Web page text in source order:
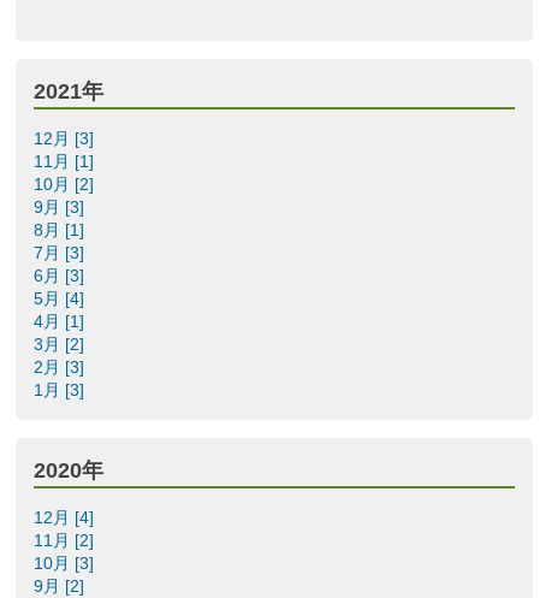
2021年
12月 [3]
11月 [1]
10月 [2]
9月 [3]
8月 [1]
7月 [3]
6月 [3]
5月 [4]
4月 [1]
3月 [2]
2月 [3]
1月 [3]
2020年
12月 [4]
11月 [2]
10月 [3]
9月 [2]